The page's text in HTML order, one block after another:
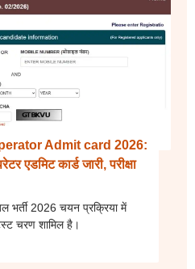
Admit card 2026:
एडमिट कार्ड जारी, परीक्षा
भर्ती 2026 चयन प्रक्रिया में
चरण शामिल है।